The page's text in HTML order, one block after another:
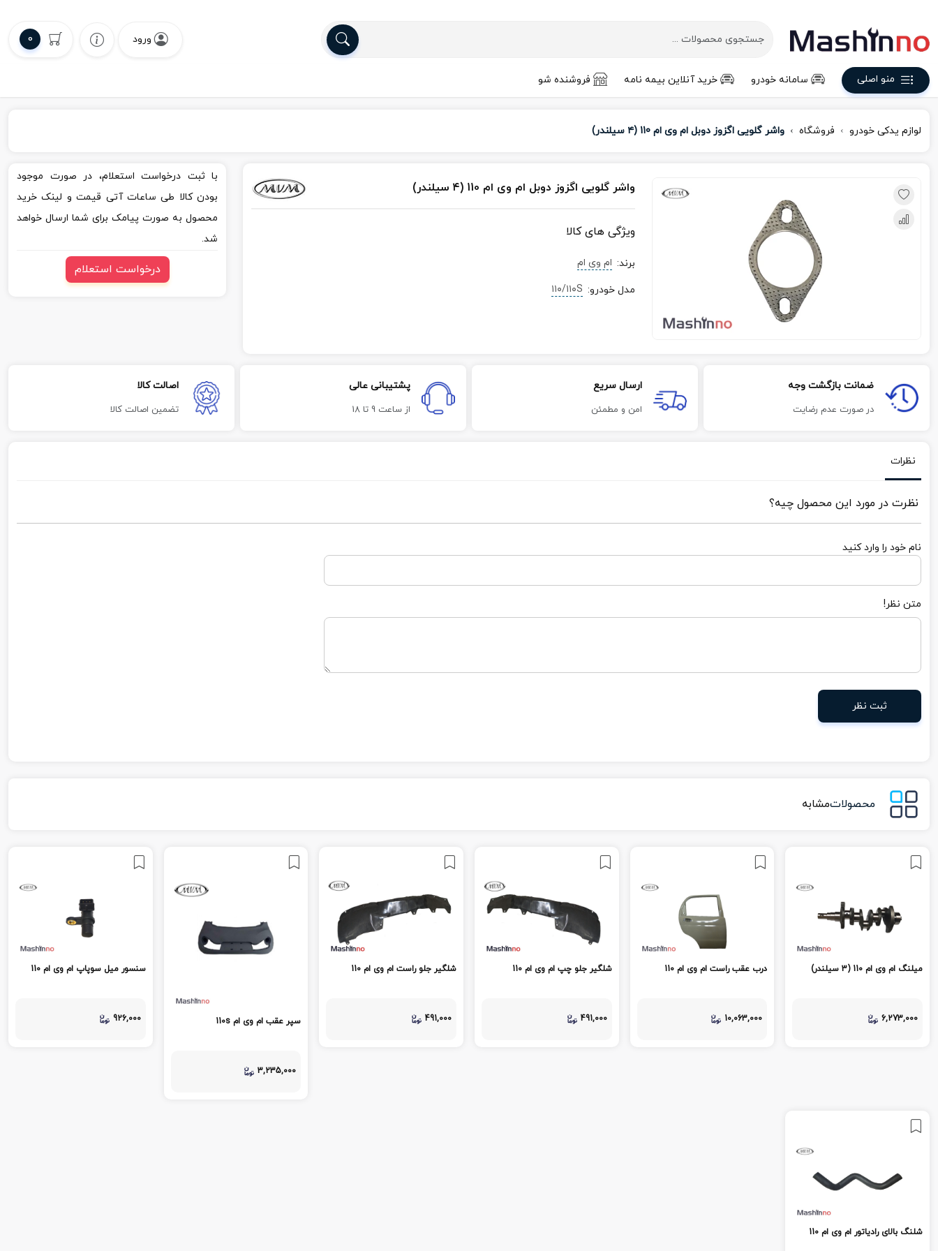
ورود 0
منو اصلی سامانه خودرو خرید آنلاین بیمه نامه فروشنده شو
لوازم یدکی خودرو فروشگاه واشر گلویی اگزوز دوبل ام وی ام 110 (۴ سیلندر)
واشر گلویی اگزوز دوبل ام وی ام 110 (۴ سیلندر)
ویژگی های کالا
برند: ام وی ام
مدل خودرو: ۱۱۰/۱۱۰S
با ثبت درخواست استعلام، در صورت موجود
بودن کالا طی ساعات آتی قیمت و لینک خرید
محصول به صورت پیامک برای شما ارسال خواهد
شد.
درخواست استعلام
ضمانت بازگشت وجه
در صورت عدم رضایت
ارسال سریع
امن و مطمئن
پشتیبانی عالی
از ساعت 9 تا 18
اصالت کالا
تضمین اصالت کالا
نظرات
نظرت در مورد این محصول چیه؟
نام خود را وارد کنید
متن نظر!
ثبت نظر
محصولاتمشابه
میلنگ ام وی ام 110 (3 سیلندر)
6,273,000
درب عقب راست ام وی ام 110
10,063,000
شلگیر جلو چپ ام وی ام 110
491,000
شلگیر جلو راست ام وی ام 110
491,000 سپر عقب ام وی ام 110s
3,235,000
سنسور میل سوپاپ ام وی ام 110
926,000
شلنگ بالای رادیاتور ام وی ام 110